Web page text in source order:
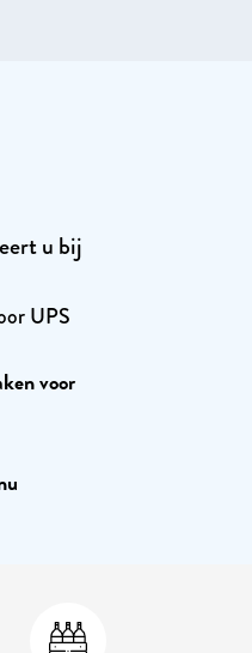
u bij
UPS
voor